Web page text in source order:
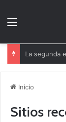
La segunda
Inicio
Sitios